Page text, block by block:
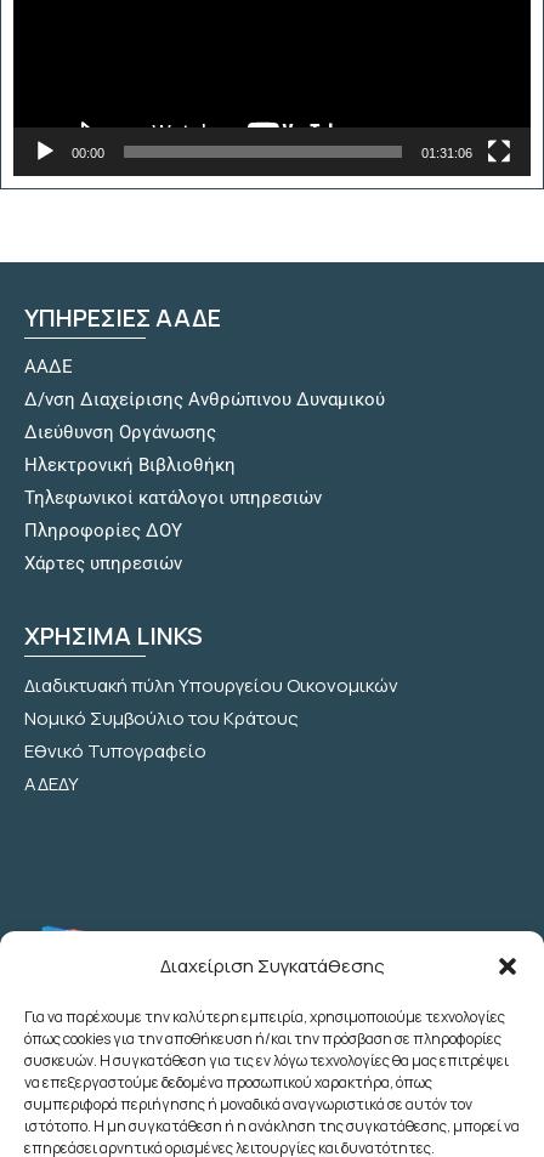
Διαχείριση Συγκατάθεσης
Για να παρέχουμε την καλύτερη εμπειρία, χρησιμοποιούμε τεχνολογίες
όπως cookies για την αποθήκευση ή/και την πρόσβαση σε πληροφορίες
συσκευών. Η συγκατάθεση για τις εν λόγω τεχνολογίες θα μας επιτρέψει
να επεξεργαστούμε δεδομένα προσωπικού χαρακτήρα, όπως
συμπεριφορά περιήγησης ή μοναδικά αναγνωριστικά σε αυτόν τον
ιστότοπο. Η μη συγκατάθεση ή η ανάκληση της συγκατάθεσης, μπορεί να
επηρεάσει αρνητικά ορισμένες λειτουργίες και δυνατότητες.
00:00 01:31:06
ΥΠΗΡΕΣΙΕΣ ΑΑΔΕ
ΑΑΔΕ
Δ/νση Διαχείρισης Ανθρώπινου Δυναμικού
Διεύθυνση Οργάνωσης
Hλεκτρονική Βιβλιοθήκη
Τηλεφωνικοί κατάλογοι υπηρεσιών
Πληροφορίες ΔΟΥ
Χάρτες υπηρεσιών
ΧΡΗΣΙΜΑ LINKS
Διαδικτυακή πύλη Υπουργείου Οικονομικών
Νομικό Συμβούλιο του Κράτους
Εθνικό Τυπογραφείο
ΑΔΕΔΥ
Λεωχάρους 2 - 6ος Όροφος - Αθήνα
(+30) 210 3622707
(+30) 2103633260
(+30) 2103622783